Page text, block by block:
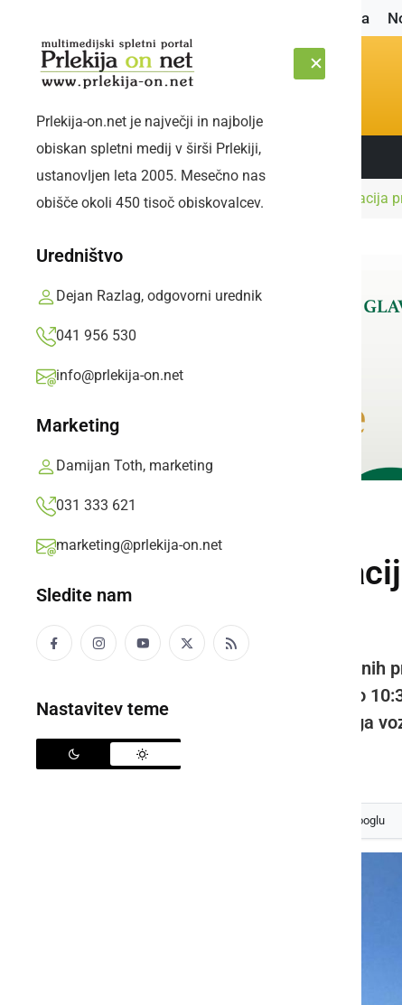
Naslovnica
PETEK, 7. AVGUST 2026 Sledite nam:
Prlekija-on.net je največji in najbolje
obiskan spletni medij v širši Prlekiji,
ustanovljen leta 2005. Mesečno nas
obišče okoli 450 tisoč obiskovalcev.
Uredništvo
Dejan Razlag, odgovorni urednik
041 956 530
info@prlekija-on.net
Marketing
Damijan Toth, marketing
031 333 621
marketing@prlekija-on.net
Sledite nam
Nastavitev teme
Naslovnica Črna kronikaV nedeljo evakuacija
V nedeljo
250-kg bombe
Prebivalce in uporabnike
ubojnega sredstva prosijo, da do
umaknejo svoja motorna in druga
Prlekija-on.net,
kot svoj prednostni vir na Googlu